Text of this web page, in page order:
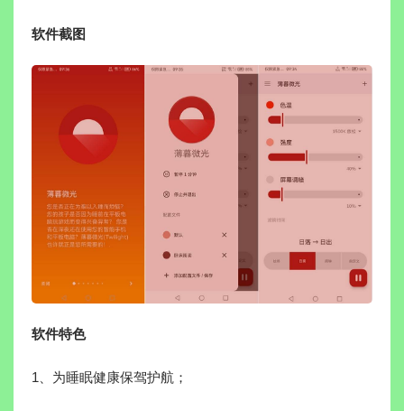
软件截图
软件特色
1、为睡眠健康保驾护航；